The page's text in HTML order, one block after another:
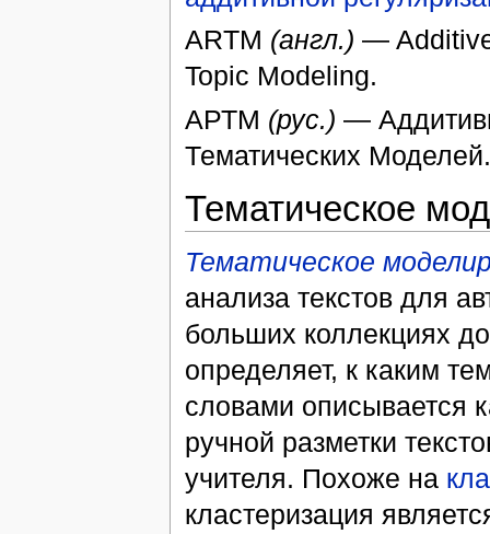
ARTM (англ.) —
Topic Modeling.
АРТМ (рус.) —
Тематических Моделей.
Тематическое
Тематическое
анализа текстов для
больших коллекциях
определяет, к каким
словами описывается
ручной разметки
учителя. Похоже на
кластеризация